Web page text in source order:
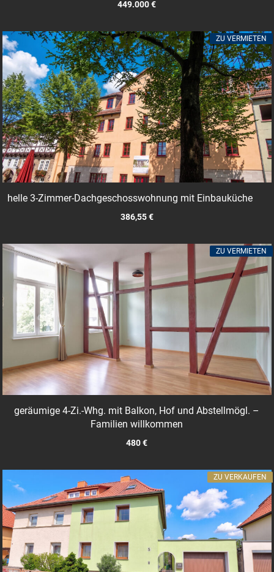
449.000 €
helle 3-Zimmer-Dachgeschosswohnung mit Einbauküche
386,55 €
ZU VERMIETEN
geräumige 4-Zi.-Whg. mit Balkon, Hof und Abstellmögl. –
Familien willkommen
480 €
ZU VERMIETEN
ZU VERKAUFEN